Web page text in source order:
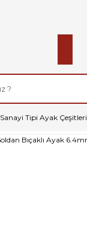
Sanayi Tipi Ayak Çeşitleri